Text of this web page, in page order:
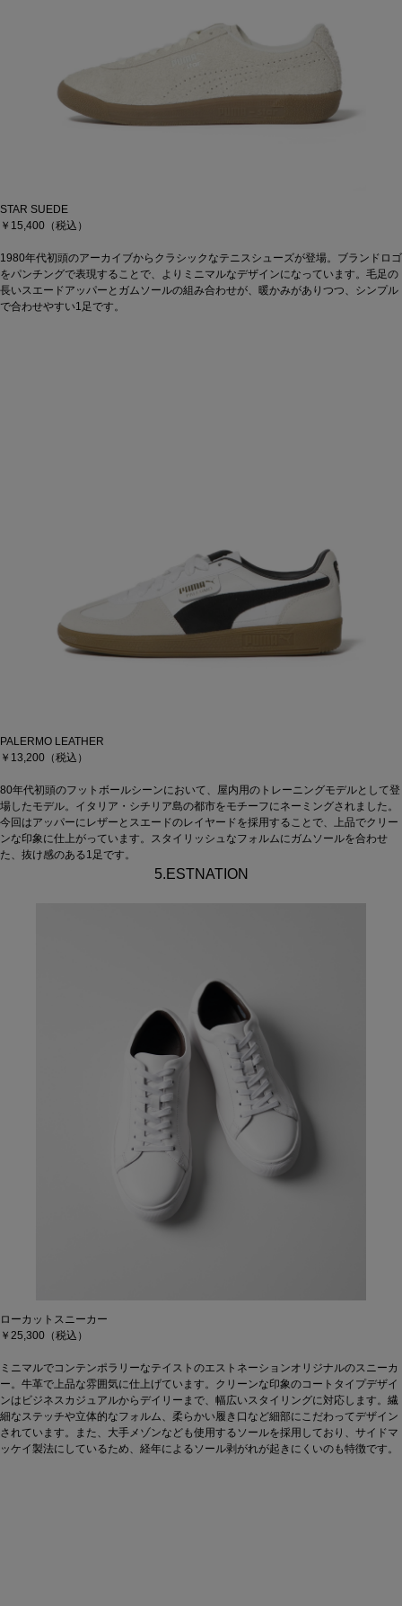
STAR SUEDE
￥15,400（税込）
1980年代初頭のアーカイブからクラシックなテニスシューズが登場。ブランドロゴ
をパンチングで表現することで、よりミニマルなデザインになっています。毛足の
長いスエードアッパーとガムソールの組み合わせが、暖かみがありつつ、シンプル
で合わせやすい1足です。
PALERMO LEATHER
￥13,200（税込）
80年代初頭のフットボールシーンにおいて、屋内用のトレーニングモデルとして登
場したモデル。イタリア・シチリア島の都市をモチーフにネーミングされました。
今回はアッパーにレザーとスエードのレイヤードを採用することで、上品でクリー
ンな印象に仕上がっています。スタイリッシュなフォルムにガムソールを合わせ
た、抜け感のある1足です。
5.ESTNATION
ローカットスニーカー
￥25,300（税込）
ミニマルでコンテンポラリーなテイストのエストネーションオリジナルのスニーカ
ー。牛革で上品な雰囲気に仕上げています。クリーンな印象のコートタイプデザイ
ンはビジネスカジュアルからデイリーまで、幅広いスタイリングに対応します。繊
細なステッチや立体的なフォルム、柔らかい履き口など細部にこだわってデザイン
されています。また、大手メゾンなども使用するソールを採用しており、サイドマ
ッケイ製法にしているため、経年によるソール剥がれが起きにくいのも特徴です。